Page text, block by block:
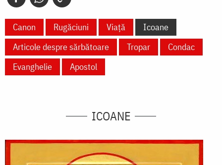
Canon Rugăciuni Viață
Icoane
Articole despre sărbătoare
Tropar
Condac
Evanghelie
Apostol
ICOANE